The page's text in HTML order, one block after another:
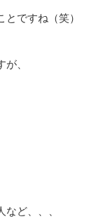
ですね（笑）
、
ど、、、